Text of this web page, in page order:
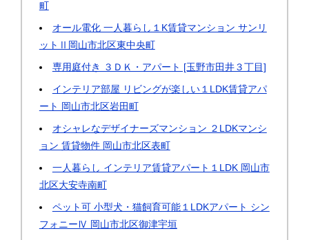
町
オール電化 一人暮らし１K賃貸マンション サンリ
ットⅡ岡山市北区東中央町
専用庭付き ３ＤＫ・アパート [玉野市田井３丁目]
インテリア部屋 リビングが楽しい１LDK賃貸アパ
ート 岡山市北区岩田町
オシャレなデザイナーズマンション ２LDKマンシ
ョン 賃貸物件 岡山市北区表町
一人暮らし インテリア賃貸アパート１LDK 岡山市
北区大安寺南町
ペット可 小型犬・猫飼育可能１LDKアパート シン
フォニーⅣ 岡山市北区御津宇垣